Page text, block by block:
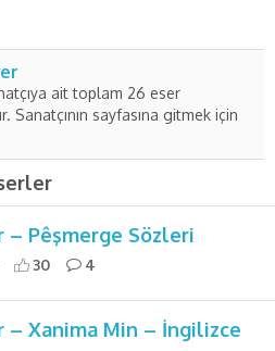
ait toplam 26 eser
Sanatçının sayfasına gitmek için
– Pêşmerge Sözleri
30 4
– Xanima Min – İngilizce